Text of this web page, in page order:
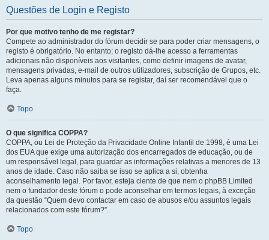
Questões de Login e Registo
Por que motivo tenho de me registar?
Compete ao administrador do fórum decidir se para poder criar mensagens, o
registo é obrigatório. No entanto; o registo dá-lhe acesso a ferramentas
adicionais não disponíveis aos visitantes, como definir imagens de avatar,
mensagens privadas, e-mail de outros utilizadores, subscrição de Grupos, etc.
Leva apenas alguns minutos para se registar, daí ser recomendável que o
faça.
Topo
O que significa COPPA?
COPPA, ou Lei de Proteção da Privacidade Online Infantil de 1998, é uma Lei
dos EUA que exige uma autorização dos encarregados de educação, ou de
um responsável legal, para guardar as informações relativas a menores de 13
anos de idade. Caso não saiba se isso se aplica a si, obtenha
aconselhamento legal. Por favor, esteja ciente de que nem o phpBB Limited
nem o fundador deste fórum o pode aconselhar em termos legais, à exceção
da questão “Quem devo contactar em caso de abusos e/ou assuntos legais
relacionados com este fórum?”.
Topo